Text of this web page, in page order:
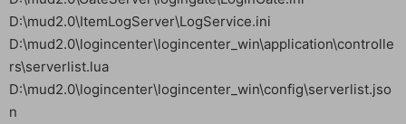
D:\phpStudy\WWW\version.manifest
手動修改熱更 替換：124.223.187.70
D:\phpStudy\WWW\assets\res\mir2.zip\mir2.scenes.sfselect.
scene